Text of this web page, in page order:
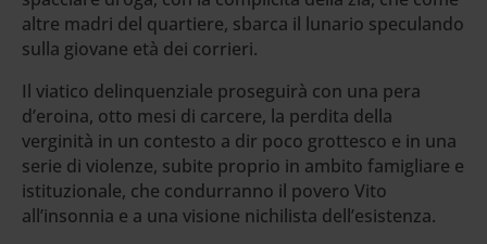
altre madri del quartiere, sbarca il lunario speculando
sulla giovane età dei corrieri.
Il viatico delinquenziale proseguirà con una pera
d’eroina, otto mesi di carcere, la perdita della
verginità in un contesto a dir poco grottesco e in una
serie di violenze, subite proprio in ambito famigliare e
istituzionale, che condurranno il povero Vito
all’insonnia e a una visione nichilista dell’esistenza.